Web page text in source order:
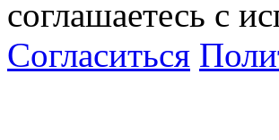
соглашаетесь с
Согласиться